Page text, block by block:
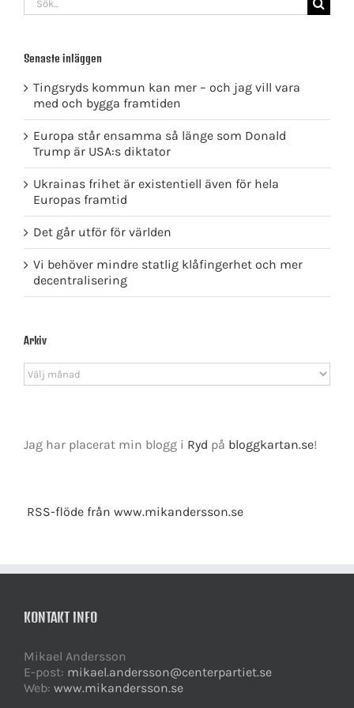
efter:
Senaste inläggen
Tingsryds kommun kan mer – och jag vill vara
med och bygga framtiden
Europa står ensamma så länge som Donald
Trump är USA:s diktator
Ukrainas frihet är existentiell även för hela
Europas framtid
Det går utför för världen
Vi behöver mindre statlig klåfingerhet och mer
decentralisering
Arkiv
Arkiv
Jag har placerat min blogg i Ryd på bloggkartan.se!
RSS-flöde från www.mikandersson.se
KONTAKT INFO
Mikael Andersson
E-post: mikael.andersson@centerpartiet.se
Web: www.mikandersson.se